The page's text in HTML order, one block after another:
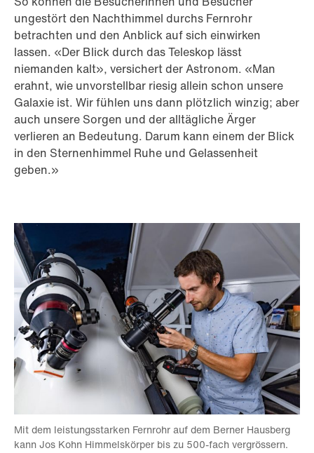
ungestört den Nachthimmel durchs Fernrohr
betrachten und den Anblick auf sich einwirken
lassen. «Der Blick durch das Teleskop lässt
niemanden kalt», versichert der Astronom. «Man
erahnt, wie unvorstellbar riesig allein schon unsere
Galaxie ist. Wir fühlen uns dann plötzlich winzig; aber
auch unsere Sorgen und der alltägliche Ärger
verlieren an Bedeutung. Darum kann einem der Blick
in den Sternenhimmel Ruhe und Gelassenheit
geben.»
Mit dem leistungsstarken Fernrohr auf dem Berner Hausberg
kann Jos Kohn Himmelskörper bis zu 500-fach vergrössern.